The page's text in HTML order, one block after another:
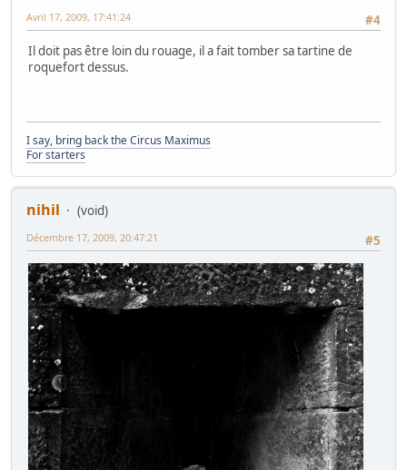
#4
Avril 17, 2009, 17:41:24
Il doit pas être loin du rouage, il a fait tomber sa tartine de
roquefort dessus.
I say, bring back the Circus Maximus
For starters
nihil
(void)
#5
Décembre 17, 2009, 20:47:21